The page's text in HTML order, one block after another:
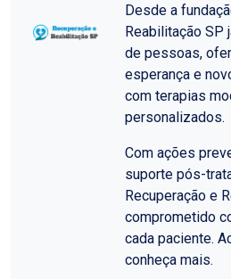
Desde a
Reabilitação SP
de pessoas,
esperança e
com terapias
personalizados.
Com ações
suporte pós-
Recuperação e
comprometido
cada paciente.
conheça mais.